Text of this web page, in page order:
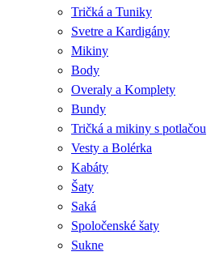
Tričká a Tuniky
Svetre a Kardigány
Mikiny
Body
Overaly a Komplety
Bundy
Tričká a mikiny s potlačou
Vesty a Bolérka
Kabáty
Šaty
Saká
Spoločenské šaty
Sukne